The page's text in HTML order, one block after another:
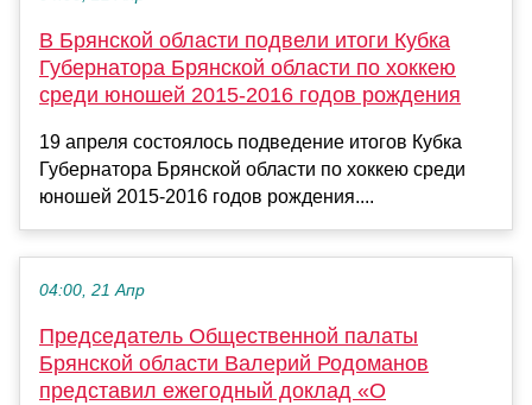
В Брянской области подвели итоги Кубка
Губернатора Брянской области по хоккею
среди юношей 2015-2016 годов рождения
19 апреля состоялось подведение итогов Кубка
Губернатора Брянской области по хоккею среди
юношей 2015-2016 годов рождения....
04:00, 21 Апр
Председатель Общественной палаты
Брянской области Валерий Родоманов
представил ежегодный доклад «О